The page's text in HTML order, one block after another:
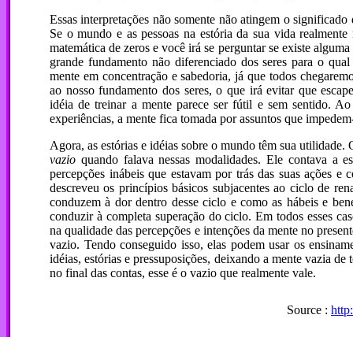
Essas interpretações não somente não atingem o
Se o mundo e as pessoas na estória da sua vida
matemática de zeros e você irá se perguntar se existe
grande fundamento não diferenciado dos seres para o
mente em concentração e sabedoria, já que todos
ao nosso fundamento dos seres, o que irá evitar que
idéia de treinar a mente parece ser fútil e sem sentido.
experiências, a mente fica tomada por assuntos que
Agora, as estórias e idéias sobre o mundo têm sua utilidade.
vazio quando falava nessas modalidades. Ele contava a
percepções inábeis que estavam por trás das suas ações
descreveu os princípios básicos subjacentes ao ciclo de
conduzem à dor dentro desse ciclo e como as hábeis e
conduzir à completa superação do ciclo. Em todos esses
na qualidade das percepções e intenções da mente no
vazio. Tendo conseguido isso, elas podem usar os
idéias, estórias e pressuposições, deixando a mente vazia
no final das contas, esse é o vazio que realmente vale.
Source :